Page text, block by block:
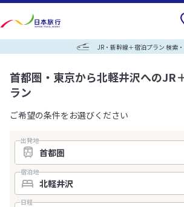
JR・新幹線＋宿泊プラン 検索
首都圏・東京から北軽井沢へのJR
ラン
ご希望の条件をお選びください
出発地
宿泊地
日程